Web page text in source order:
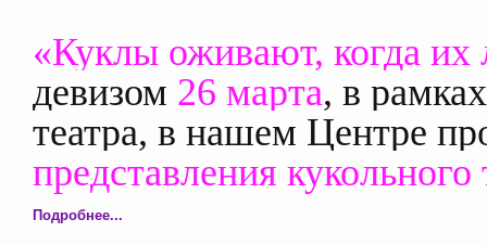
«Куклы оживают, когда их
девизом 26 марта, в
театра, в нашем Центре
представления кукольного
Подробнее...